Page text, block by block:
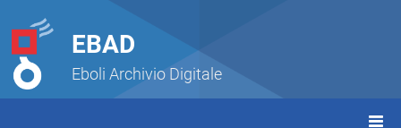
EBAD
Eboli Archivio Digitale